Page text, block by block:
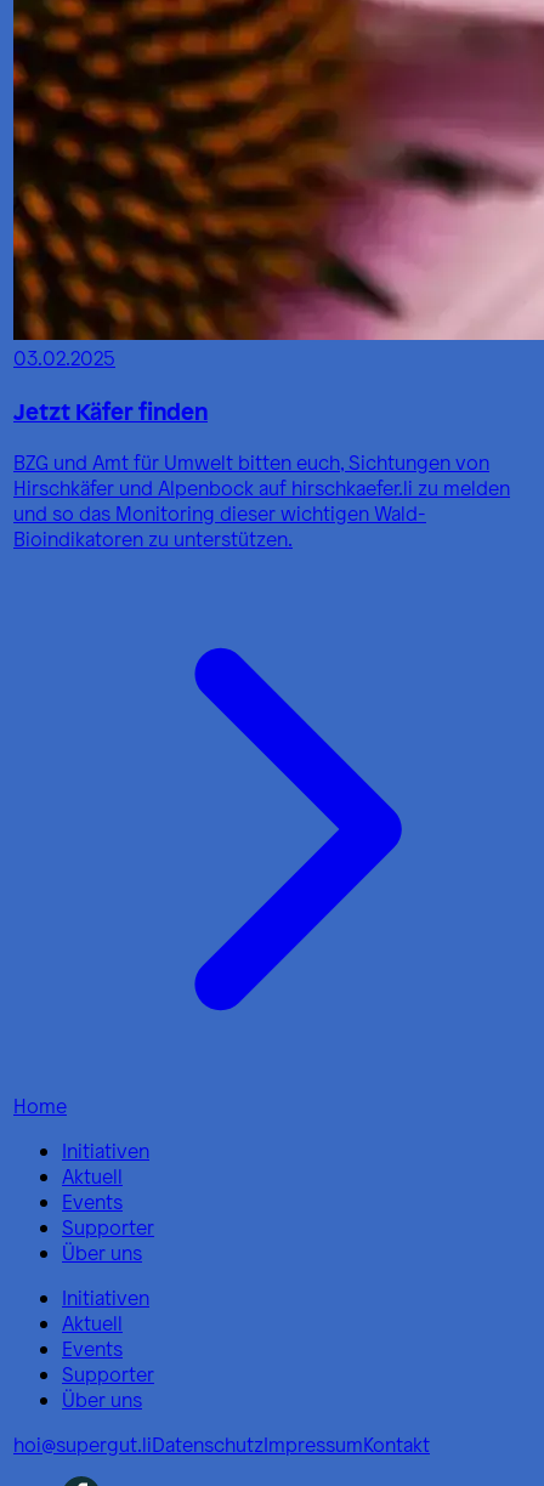
03.02.2025
Jetzt Käfer finden
BZG und Amt für Umwelt bitten euch, Sichtungen von
Hirschkäfer und Alpenbock auf hirschkaefer.li zu melden
und so das Monitoring dieser wichtigen Wald-
Bioindikatoren zu unterstützen.
Home
Initiativen
Aktuell
Events
Supporter
Über uns
Initiativen
Aktuell
Events
Supporter
Über uns
hoi@supergut.liDatenschutzImpressumKontakt